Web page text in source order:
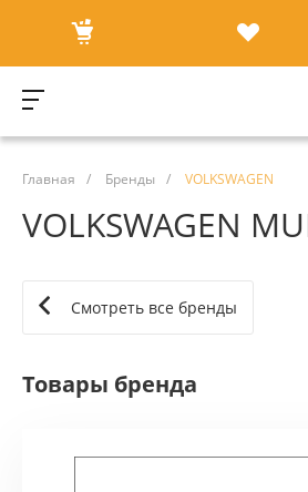
Главная / Бренды / VOLKSWAGEN
VOLKSWAGEN
Смотреть все бренды
Товары бренда